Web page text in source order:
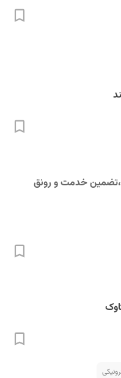
خدمت و رونق